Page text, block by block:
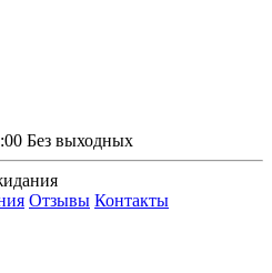
Без выходных
Отзывы Контакты